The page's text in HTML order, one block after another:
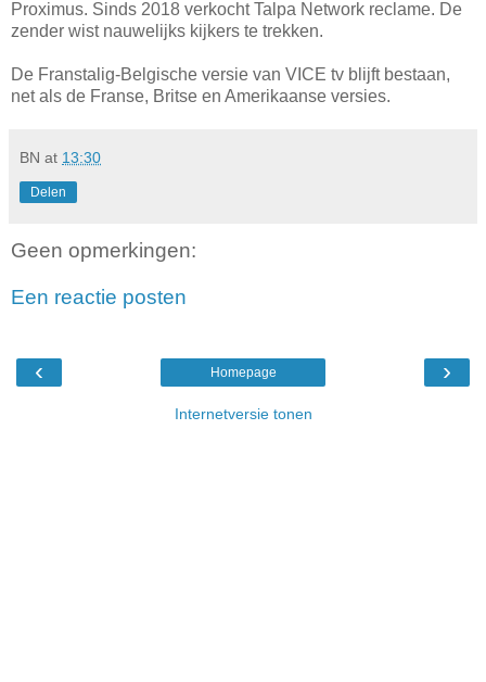
Proximus. Sinds 2018 verkocht Talpa Network reclame. De
zender wist nauwelijks kijkers te trekken.
De Franstalig-Belgische versie van VICE tv blijft bestaan,
net als de Franse, Britse en Amerikaanse versies.
BN at 13:30
Delen
Geen opmerkingen:
Een reactie posten
‹ ›
Homepage
Internetversie tonen